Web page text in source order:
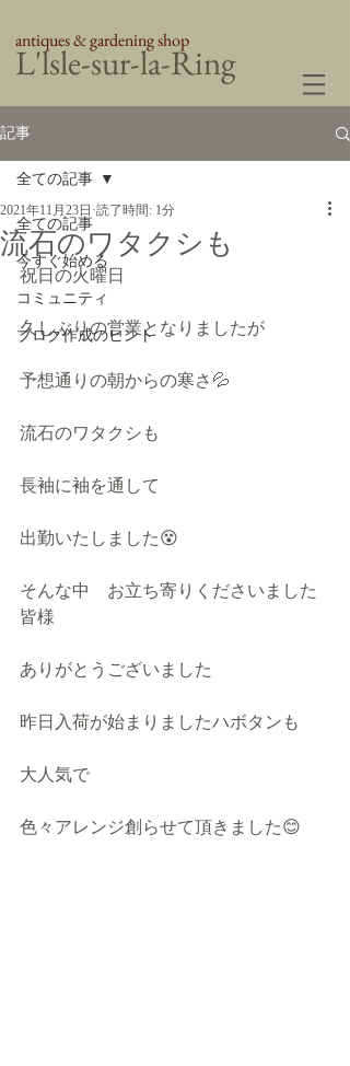
​L'lsle-sur-la-Ring
antiques & gardening shop
記事
全ての記事
今すぐ始める
コミュニティ
ブログ作成のヒント
全ての記事
流石のワタクシも
2021年11月23日 読了時間: 1分
祝日の火曜日
久しぶりの営業となりましたが
予想通りの朝からの寒さ💦
流石のワタクシも
長袖に袖を通して
出勤いたしました😵
そんな中　お立ち寄りくださいました
皆様
ありがとうございました
昨日入荷が始まりましたハボタンも
大人気で
色々アレンジ創らせて頂きました😊